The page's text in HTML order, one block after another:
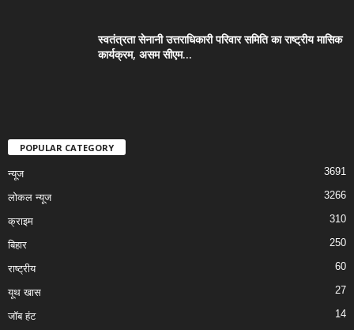
स्वतंत्रता सेनानी उत्तराधिकारी परिवार समिति का राष्ट्रीय मासिक
कार्यक्रम, असम सीएम...
POPULAR CATEGORY
न्यूज 3691
लोकल न्यूज 3266
क्राइम 310
बिहार 250
राष्ट्रीय 60
यूथ खास 27
जॉब हंट 14